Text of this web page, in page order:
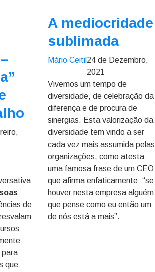
de
para
que
A mediocridade
sublimada
Mário Ceitil 24 de Dezembro,
2021
Vivemos um tempo de
diversidade, de celebração da
diferença e de procura de
sinergias. Esta valorização da
diversidade tem vindo a ser
cada vez mais assumida pelas
organizações, como atesta
uma famosa frase de um CEO
que afirma enfaticamente: “se
houver nesta empresa alguém
que pense como eu então um
de nós está a mais”.